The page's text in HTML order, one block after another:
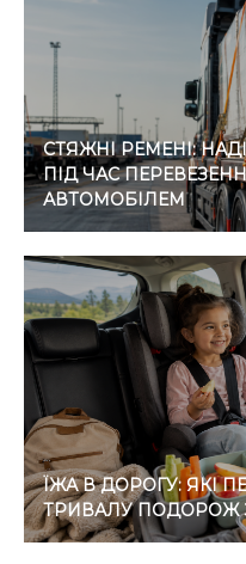
СТЯЖНІ РЕМЕНІ:
ПІД ЧАС
АВТОМОБІЛЕМ
ЇЖА В ДОРОГУ: ЯКІ
ТРИВАЛУ ПОДОРОЖ